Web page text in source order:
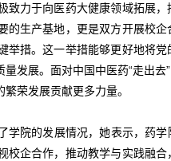
致力于向医药大健康领域拓展
的生产基地，更是双方开展校
举措。这一举措能够更好地将
发展。面对中国中医药“走出
荣发展贡献更多力量。
学院的发展情况，她表示，药
校企合作，推动教学与实践融